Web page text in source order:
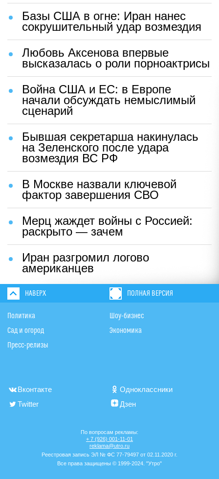
Базы США в огне: Иран нанес
сокрушительный удар возмездия
Любовь Аксенова впервые
высказалась о роли порноактрисы
Война США и ЕС: в Европе
начали обсуждать немыслимый
сценарий
Бывшая секретарша накинулась
на Зеленского после удара
возмездия ВС РФ
В Москве назвали ключевой
фактор завершения СВО
Мерц жаждет войны с Россией:
раскрыто — зачем
Иран разгромил логово
американцев
НАВЕРХ ПОЛНАЯ ВЕРСИЯ
Политика
Сад и огород
Пресс-релизы
Шоу-бизнес
Экономика
Вконтакте
Одноклассники
Twitter
Дзен
По вопросам рекламы:
+ 7 (926) 001-11-01
reklama@utro.ru
Реестровая запись ЭЛ № ФС 77-79497 от 02.11.2020 г.
Все права защищены © 1999-2024. "Утро"